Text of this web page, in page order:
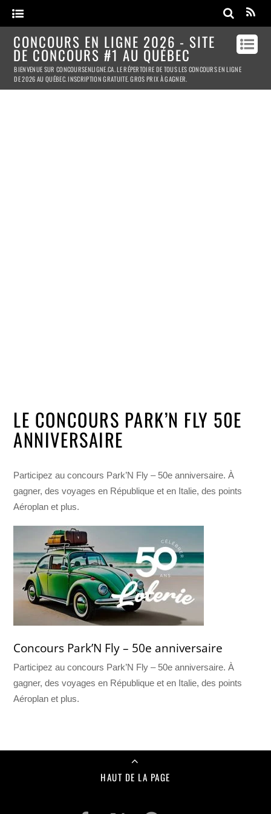
CONCOURS EN LIGNE 2026 - SITE
DE CONCOURS #1 AU QUÉBEC
BIENVENUE SUR CONCOURSENLIGNE.CA. LE RÉPERTOIRE DE TOUS LES CONCOURS EN LIGNE
DE 2026 AU QUÉBEC. INSCRIPTION GRATUITE. GROS PRIX À GAGNER.
LE CONCOURS PARK’N FLY 50E
ANNIVERSAIRE
Participez au concours Park’N Fly – 50e anniversaire. À
gagner, des voyages en République et en Italie, des points
Aéroplan et plus.
Concours Park’N Fly – 50e anniversaire
Participez au concours Park’N Fly – 50e anniversaire. À
gagner, des voyages en République et en Italie, des points
Aéroplan et plus.
HAUT DE LA PAGE